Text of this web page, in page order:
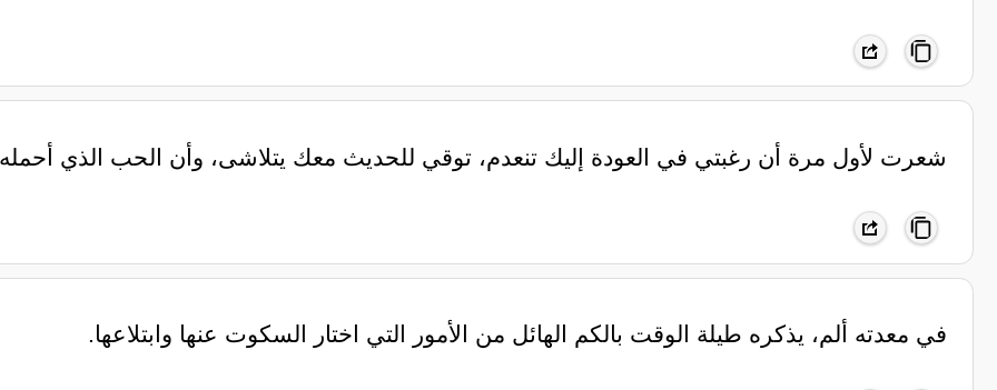
‏شعرت لأول مرة أن رغبتي في العودة إليك تنعدم، توقي للحديث معك يتلاشى، وأن الحب الذي
‏في معدته ألم، يذكره طيلة الوقت بالكم الهائل من الأمور التي اختار السكوت عنها وابتلاعها.